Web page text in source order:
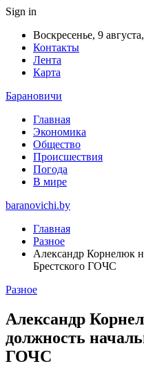
Sign in
Воскресенье, 9
Контакты
Лента
Карта
Барановичи
Главная
Экономика
Общество
Происшествия
Погода
В мире
baranovichi.by
Главная
Разное
Александр Корнелюк
Брестского ГОЧС
Разное
Александр
должность
ГОЧС